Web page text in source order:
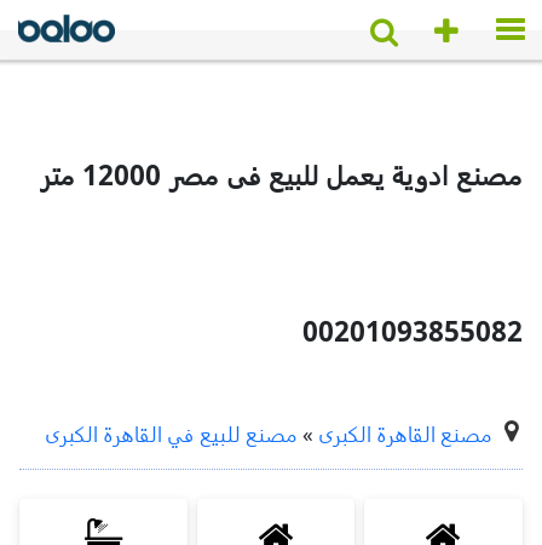
مصنع ادوية يعمل للبيع فى مصر 12000 متر
00201093855082
مصنع القاهرة الكبرى » مصنع للبيع في القاهرة الكبرى